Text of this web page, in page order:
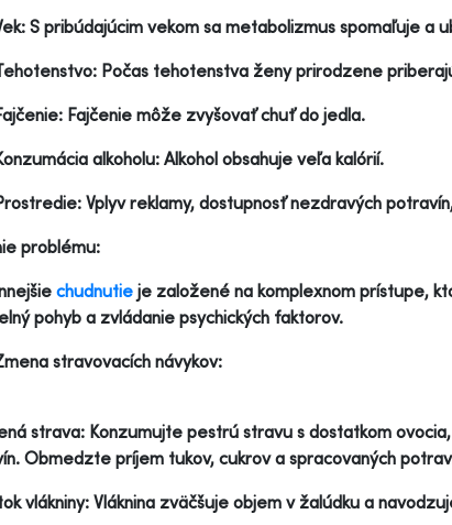
S pribúdajúcim vekom sa metabolizmus spomaľuje a
Počas tehotenstva ženy prirodzene
Fajčenie môže zvyšovať chuť do jedla.
alkoholu: Alkohol obsahuje veľa kalórií.
Vplyv reklamy, dostupnosť nezdravých
problému:
chudnutie je založené na komplexnom prístupe,
pohyb a zvládanie psychických faktorov.
stravovacích návykov:
strava: Konzumujte pestrú stravu s dostatkom
Obmedzte príjem tukov, cukrov a spracovaných
vlákniny: Vláknina zväčšuje objem v žalúdku a